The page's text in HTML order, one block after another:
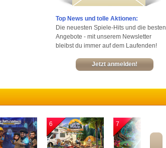
Top News und tolle Aktionen:
Die neuesten Spiele-Hits und die besten
Angebote - mit unserem Newsletter
bleibst du immer auf dem Laufenden!
Jetzt anmelden!
6 7